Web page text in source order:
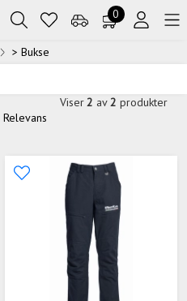
0
> Bukse
Relevans
Viser 2 av 2 produkter